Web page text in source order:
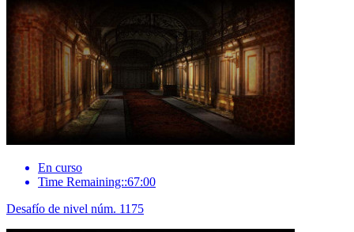
En curso
Time Remaining::67:00
Desafío de nivel núm. 1175